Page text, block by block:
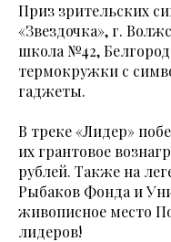
Приз зрительских
«Звездочка», г.
школа №42,
термокружки с
гаджеты.
В треке «Лидер»
их грантовое
рублей. Также на
Рыбаков Фонда и
живописное место
лидеров!